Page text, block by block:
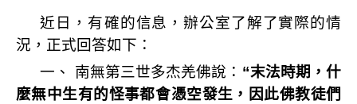
近日，有確的信息，辦公室了解了實際的情
況，正式回答如下：
一、
南無第三世多杰羌佛說： “末法時期，什
麼無中生有的怪事都會憑空發生，因此佛教徒們